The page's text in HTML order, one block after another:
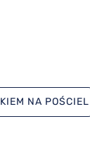
NA POŚCIEL